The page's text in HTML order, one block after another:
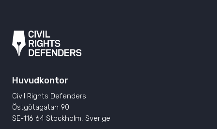
Huvudkontor
Civil Rights Defenders
Östgötagatan 90
SE-116 64 Stockholm, Sverige